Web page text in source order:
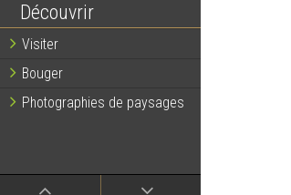
Découvrir
Visiter
Bouger
Photographies de paysages